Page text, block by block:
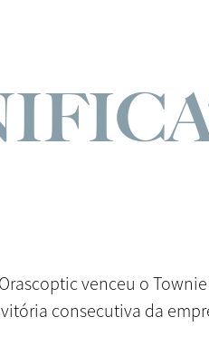
venceu o
consecutiva da